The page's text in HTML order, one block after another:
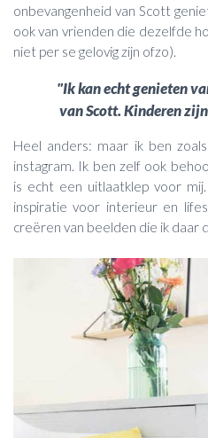
onbevangenheid van Scott
ook van vrienden die dezelfde
niet per se gelovig zijn ofzo).
"Ik kan echt genieten
van Scott. Kinderen
Heel anders: maar ik ben
instagram. Ik ben zelf ook
is echt een uitlaatklep voor
inspiratie voor interieur en
creëren van beelden die ik daar